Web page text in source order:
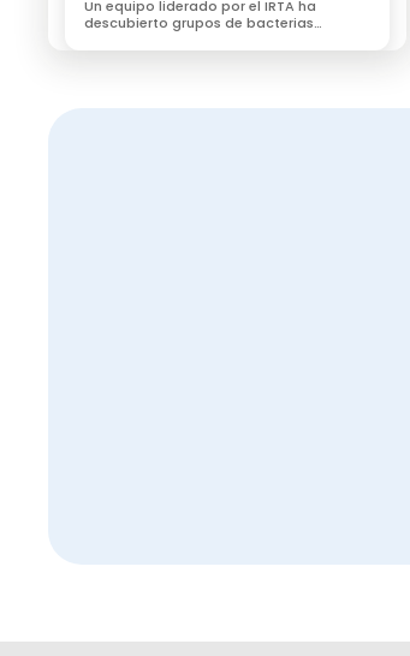
Un equipo liderado por el IRTA ha
descubierto grupos de bacterias
relacionados con las emisiones de